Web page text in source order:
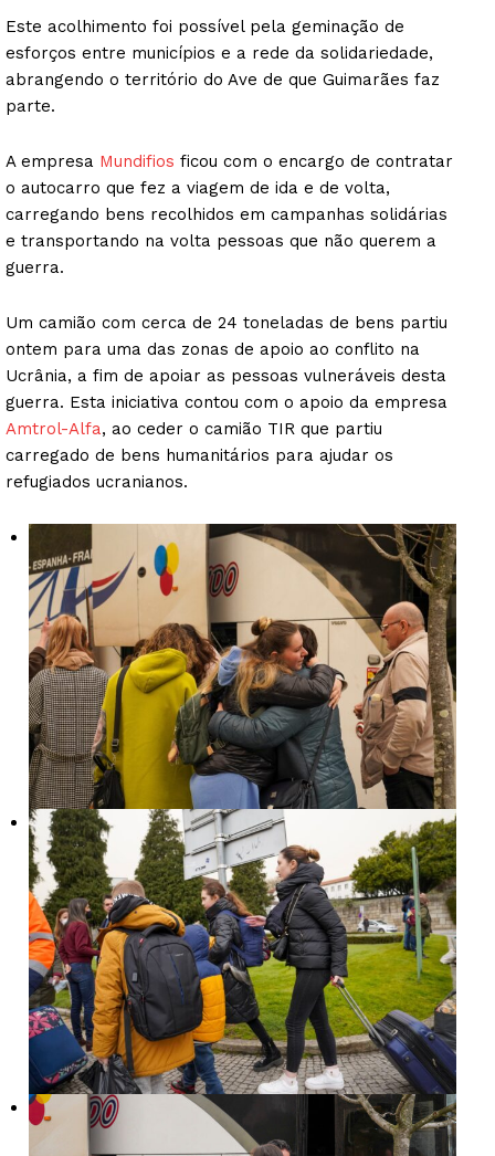
Este acolhimento foi possível pela geminação de
esforços entre municípios e a rede da solidariedade,
abrangendo o território do Ave de que Guimarães faz
parte.
A empresa Mundifios ficou com o encargo de contratar
o autocarro que fez a viagem de ida e de volta,
carregando bens recolhidos em campanhas solidárias
e transportando na volta pessoas que não querem a
guerra.
Um camião com cerca de 24 toneladas de bens partiu
ontem para uma das zonas de apoio ao conflito na
Ucrânia, a fim de apoiar as pessoas vulneráveis desta
guerra. Esta iniciativa contou com o apoio da empresa
Amtrol-Alfa, ao ceder o camião TIR que partiu
carregado de bens humanitários para ajudar os
refugiados ucranianos.